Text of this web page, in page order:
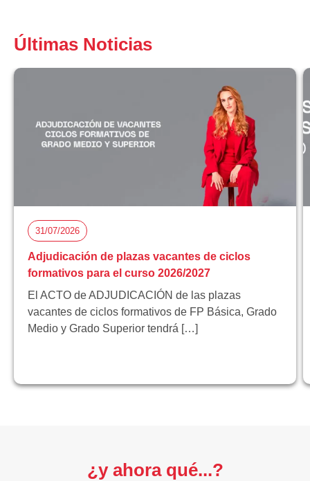
Últimas Noticias
31/07/2026
Adjudicación de plazas vacantes de ciclos
formativos para el curso 2026/2027
El ACTO de ADJUDICACIÓN de las plazas
vacantes de ciclos formativos de FP Básica, Grado
Medio y Grado Superior tendrá […]
¿y ahora qué...?